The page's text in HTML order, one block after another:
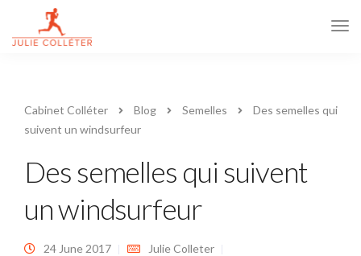
Cabinet Colléter Blog Semelles
Des semelles qui
suivent un windsurfeur
Des semelles qui suivent
un windsurfeur
24 June 2017
Julie Colleter